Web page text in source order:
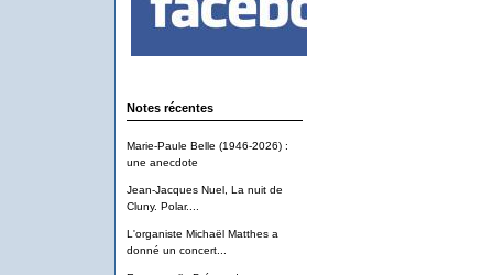
Notes récentes
Marie-Paule Belle (1946-2026) :
une anecdote
Jean-Jacques Nuel, La nuit de
Cluny. Polar....
L'organiste Michaël Matthes a
donné un concert...